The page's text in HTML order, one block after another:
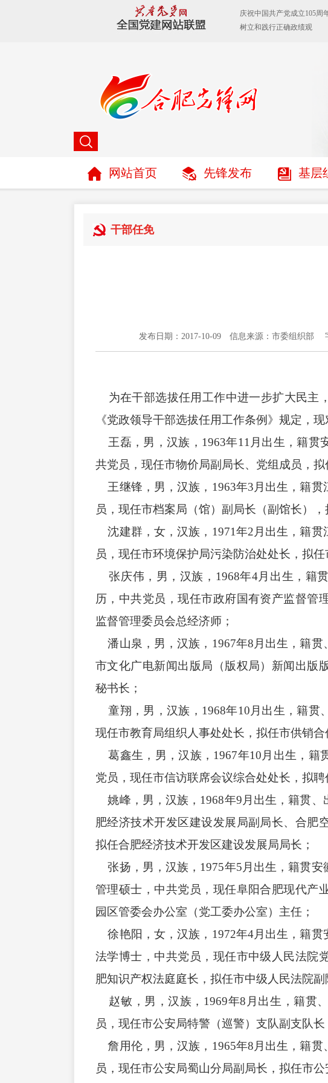
网站首页 先锋发布 基层
干部任免
发布日期：2017-10-09 信息来源：市委组织部
为在干部选拔任用工作中进一步扩大民主
《党政领导干部选拔任用工作条例》规定，
王磊，男，汉族，1963年11月出生，籍贯
共党员，现任市物价局副局长、党组成员，拟
王继锋，男，汉族，1963年3月出生，籍贯
员，现任市档案局（馆）副局长（副馆长）
沈建群，女，汉族，1971年2月出生，籍贯
员，现任市环境保护局污染防治处处长，拟任
张庆伟，男，汉族，1968年4月出生，籍
历，中共党员，现任市政府国有资产监督管
监督管理委员会总经济师；
潘山泉，男，汉族，1967年8月出生，籍
市文化广电新闻出版局（版权局）新闻出版
秘书长；
童翔，男，汉族，1968年10月出生，籍贯
现任市教育局组织人事处处长，拟任市供销
葛鑫生，男，汉族，1967年10月出生，籍
党员，现任市信访联席会议综合处处长，拟
姚峰，男，汉族，1968年9月出生，籍贯、
肥经济技术开发区建设发展局副局长、合肥
拟任合肥经济技术开发区建设发展局局长；
张扬，男，汉族，1975年5月出生，籍贯
管理硕士，中共党员，现任阜阳合肥现代产
园区管委会办公室（党工委办公室）主任；
徐艳阳，女，汉族，1972年4月出生，籍贯
法学博士，中共党员，现任市中级人民法院
肥知识产权法庭庭长，拟任市中级人民法院副
赵敏，男，汉族，1969年8月出生，籍贯
员，现任市公安局特警（巡警）支队副支队
詹用伦，男，汉族，1965年8月出生，籍贯
员，现任市公安局蜀山分局副局长，拟任市公